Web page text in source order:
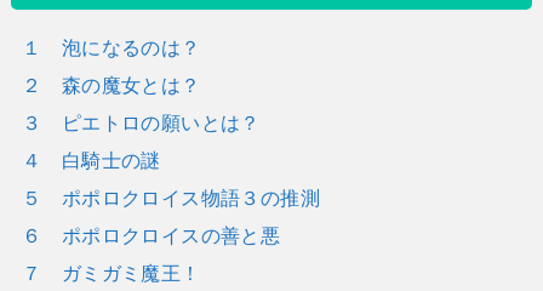
１ 泡になるのは？
２ 森の魔女とは？
３ ピエトロの願いとは？
４ 白騎士の謎
５ ポポロクロイス物語３の推測
６ ポポロクロイスの善と悪
７ ガミガミ魔王！